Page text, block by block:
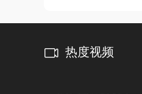
热度视频